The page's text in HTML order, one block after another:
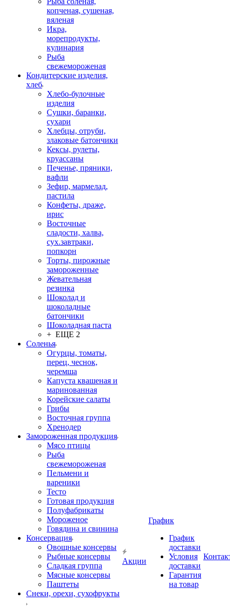
копченая, сушеная,
вяленая
Икра,
морепродукты,
кулинария
Рыба
свежемороженая
Кондитерские изделия,
хлеб
Хлебо-булочные
изделия
Сушки, баранки,
сухари
Хлебцы, отруби,
злаковые батончики
Кексы, рулеты,
круассаны
Печенье, пряники,
вафли
Зефир, мармелад,
пастила
Конфеты, драже,
ирис
Восточные
сладости, халва,
сух.завтраки,
попкорн
Торты, пирожные
замороженные
Жевательная
резинка
Шоколад и
шоколадные
батончики
Шоколадная паста
+ ЕЩЕ 2
Соленья
Огурцы, томаты,
перец, чеснок,
черемша
Капуста квашеная и
маринованная
Корейские салаты
Грибы
Восточная группа
Хренодер
Замороженная продукция
Мясо птицы
Рыба
свежемороженая
Пельмени и
вареники
Тесто
Готовая продукция
Полуфабрикаты
Мороженое
Говядина и свинина
Консервация
Овощные консервы
Рыбные консервы
Сладкая группа
Мясные консервы
Паштеты
Снеки, орехи, сухофрукты
Акции
График
График
доставки
Условия
доставки
Гарантия
на товар